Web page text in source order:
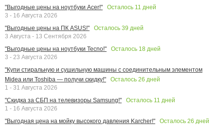
"Выгодные цены на ноутбуки Acer!"
Осталось 11 дней
3 - 16 Августа 2026
"Выгодные цены на ПК ASUS!"
Осталось 39 дней
3 Августа - 13 Сентября 2026
"Выгодные цены на ноутбуки Tecno!"
Осталось 18 дней
3 - 23 Августа 2026
"Купи стиральную и сушильную машины с соединительным элементом
Midea или Toshiba — получи скидку!"
Осталось 26 дней
1 - 31 Августа 2026
"Скидка за СБП на телевизоры Samsung!"
Осталось 11 дней
1 - 16 Августа 2026
"Выгодная цена на мойку высокого давления Karcher!"
Осталось 26 дней